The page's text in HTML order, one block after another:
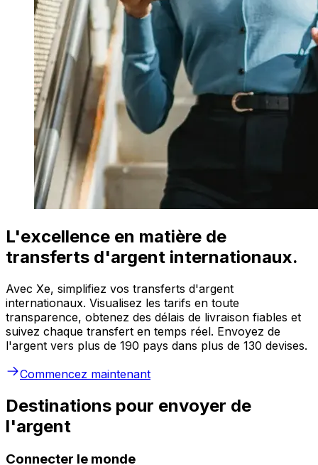
L'excellence en matière de
transferts d'argent internationaux.
Avec Xe, simplifiez vos transferts d'argent
internationaux. Visualisez les tarifs en toute
transparence, obtenez des délais de livraison fiables et
suivez chaque transfert en temps réel. Envoyez de
l'argent vers plus de 190 pays dans plus de 130 devises.
Commencez maintenant
Destinations pour envoyer de
l'argent
Connecter le monde